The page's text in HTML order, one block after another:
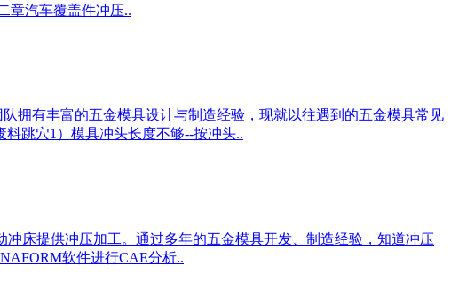
汽车覆盖件冲压..
拥有丰富的五金模具设计与制造经验，现就以往遇到的五金模具常见
跳穴1）模具冲头长度不够--按冲头..
床提供冲压加工。通过多年的五金模具开发、制造经验，知道冲压
软件进行CAE分析..